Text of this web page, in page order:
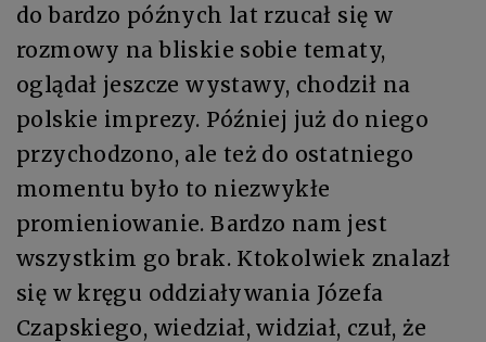
do bardzo późnych lat rzucał się w
rozmowy na bliskie sobie tematy,
oglądał jeszcze wystawy, chodził na
polskie imprezy. Później już do niego
przychodzono, ale też do ostatniego
momentu było to niezwykłe
promieniowanie. Bardzo nam jest
wszystkim go brak. Ktokolwiek znalazł
się w kręgu oddziaływania Józefa
Czapskiego, wiedział, widział, czuł, że